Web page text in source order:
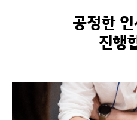
공정한
진행